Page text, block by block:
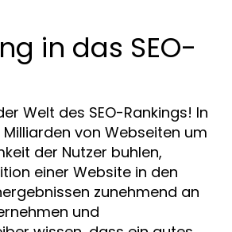
in das SEO-
Welt des SEO-Rankings! In
Milliarden von Webseiten um
der Nutzer buhlen,
einer Website in den
zunehmend an
und